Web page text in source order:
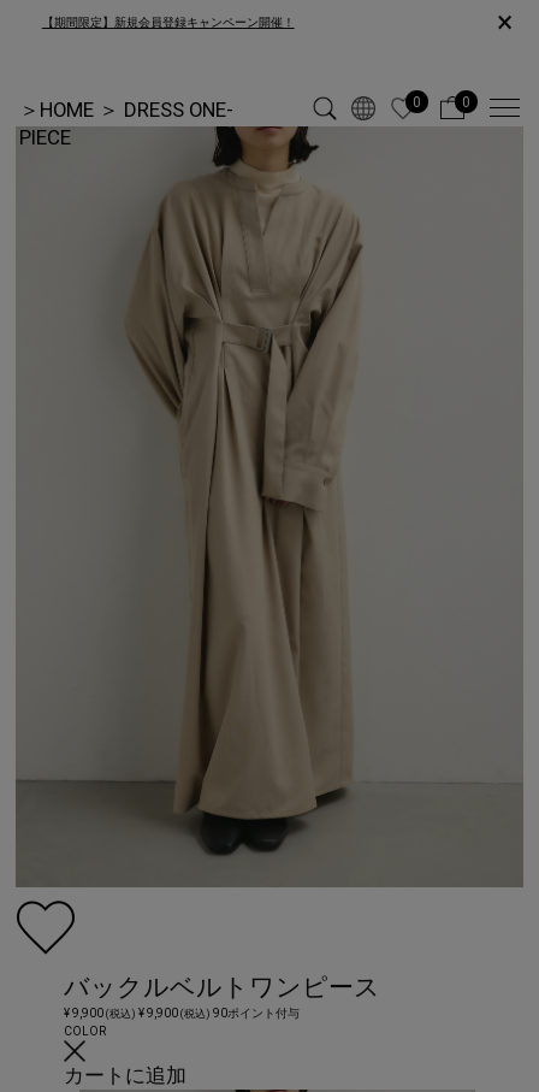
【期間限定】新規会員登録キャンペーン開催！ ×
＞ HOME ＞ DRESS ONE-
PIECE
0 0
バックルベルトワンピース
¥ 9,900(税込) ¥ 9,900(税込) 90ポイント付与
COLOR
カートに追加